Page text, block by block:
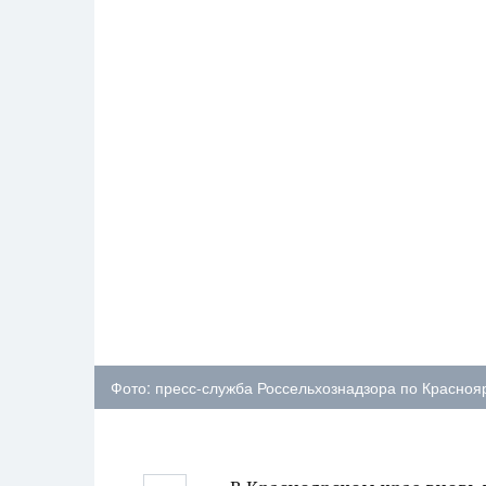
Фото: пресс-служба Россельхознадзора по